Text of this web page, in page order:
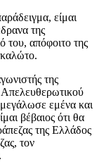
είμαι
της
του, απόφοιτο της
της
εμένα και
βέβαιος ότι θα
της Ελλάδος
τον